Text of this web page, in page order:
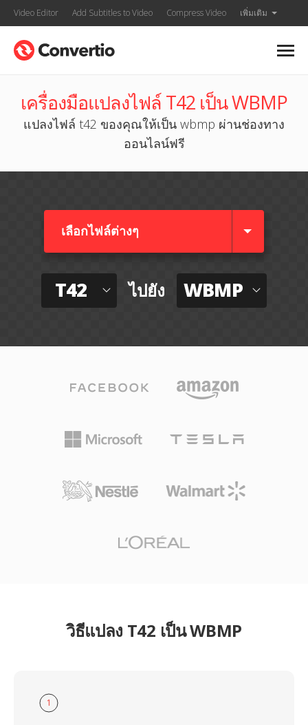
Video Editor Add Subtitles to Video Compress Video เพิ่มเติม
เครื่องมือแปลงไฟล์ T42 เป็น WBMP
แปลงไฟล์ t42 ของคุณให้เป็น wbmp ผ่านช่องทาง
ออนไลน์ฟรี
เลือกไฟล์ต่างๆ​
T42 ไปยัง WBMP
วิธีแปลง T42 เป็น WBMP
1